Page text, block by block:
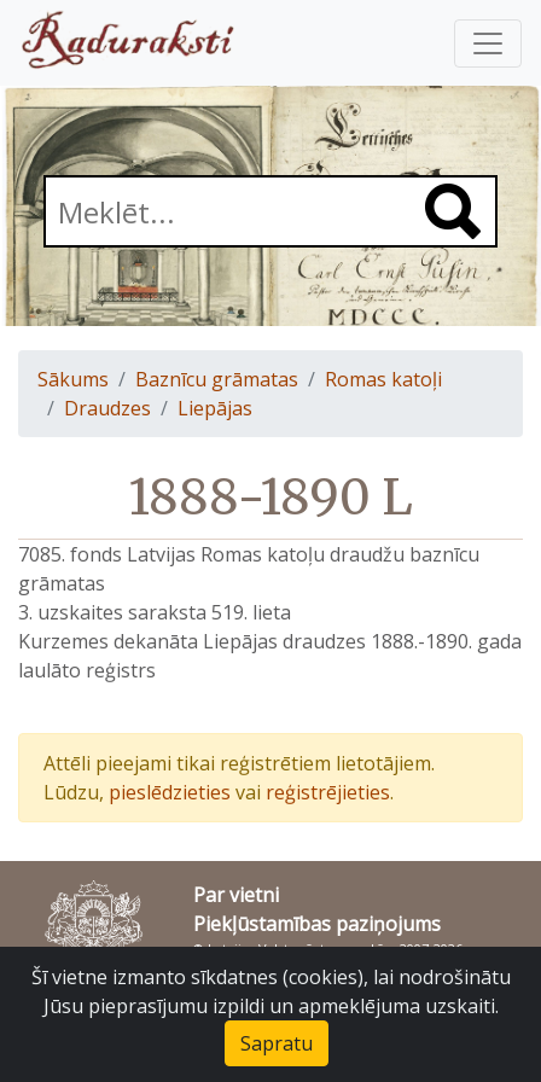
Sākums Baznīcu grāmatas
Romas katoļi
Draudzes
Liepājas
1888-1890 L
7085. fonds Latvijas Romas katoļu draudžu baznīcu
grāmatas
3. uzskaites saraksta 519. lieta
Kurzemes dekanāta Liepājas draudzes 1888.-1890. gada
laulāto reģistrs
Attēli pieejami tikai reģistrētiem lietotājiem.
Lūdzu, pieslēdzieties vai reģistrējieties.
Par vietni
Piekļūstamības paziņojums
© Latvijas Valsts vēstures arhīvs 2007-2026
Slokas iela 16, Rīga, LV – 1048
Šī vietne izmanto sīkdatnes (cookies), lai nodrošinātu
Jūsu pieprasījumu izpildi un apmeklējuma uzskaiti.
Sapratu